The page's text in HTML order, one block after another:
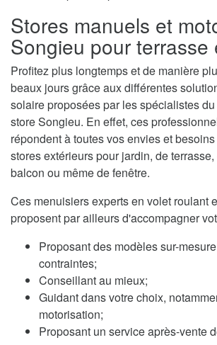
Stores manuels et
Songieu pour terrasse
Profitez plus longtemps et de manière
beaux jours grâce aux différentes
solaire proposées par les spécialistes
store Songieu. En effet, ces
répondent à toutes vos envies et
stores extérieurs pour jardin, de
balcon ou même de fenêtre.
Ces menuisiers experts en volet roulant
proposent par ailleurs d'accompagner
Proposant des modèles sur-
contraintes;
Conseillant au mieux;
Guidant dans votre choix,
motorisation;
Proposant un service après-vente